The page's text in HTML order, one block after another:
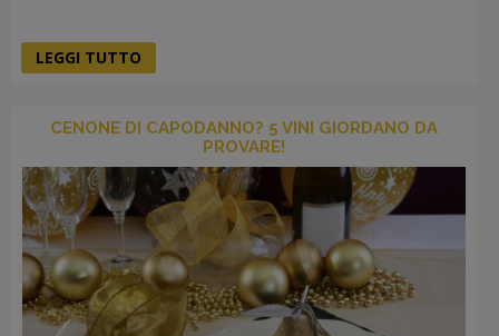
LEGGI TUTTO
CENONE DI CAPODANNO? 5 VINI GIORDANO DA
PROVARE!